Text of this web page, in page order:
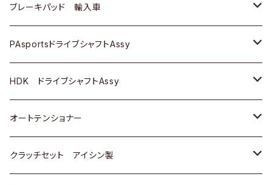
三菱
スバル
ＢＥＮＺ
三菱
スバル
マツダ
三菱
スバル
ダイハツ
マツダ
三菱
スバル
日産
ダイハツ
マツダ
三菱
スバル
日産
ダイハツ
マツダ
三菱
スバル
ホンダ
スズキ
日産
いすゞ
ダイハツ
ＡＵＤＩ
ＢＥＮＺ
ＢＭＷ
GOLF
ＷＡＧＥＮ
ブレーキパッド 輸入車
ＢＥＮＺ
ＢＭＷ
ＷＡＧＥＮ
ＶＯＬＶＯ
PAsportsドライブシャフトAssy
トヨタ
ホンダ
スズキ
HDK ドライブシャフトAssy
スズキ
ダイハツ
オートテンショナー
トヨタ
クラッチセット アイシン製